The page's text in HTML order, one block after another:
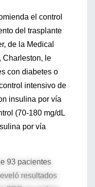
el control
del trasplante
de la Medical
Charleston, le
con diabetes o
intensivo de
insulina por vía
(70-180 mg/dL
por vía
93 pacientes
resultados